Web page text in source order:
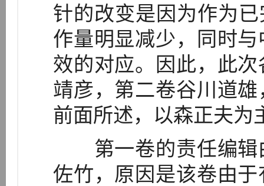
针的改变是因为作为
作量明显减少，同时
效的对应。因此，此
靖彦，第二卷谷川道
前面所述，以森正夫为
第一卷的责任编辑
佐竹，原因是该卷由